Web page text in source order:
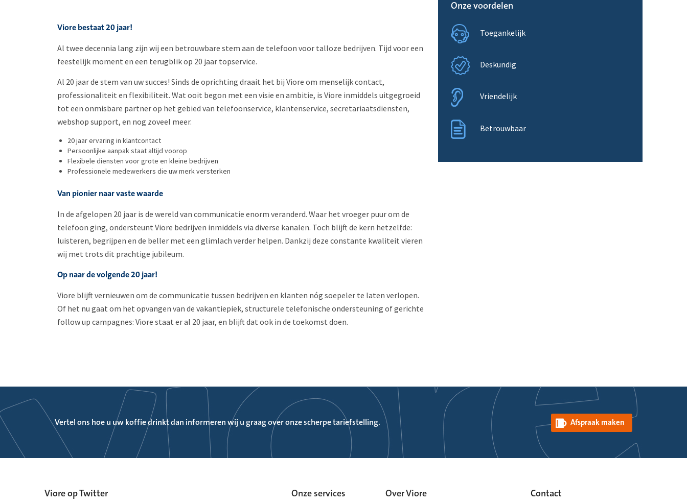
Viore bestaat 20 jaar!
Al twee decennia lang zijn wij een betrouwbare stem aan de telefoon voor talloze bedrijven. Tijd voor een
feestelijk moment en een terugblik op 20 jaar topservice.
Al 20 jaar de stem van uw succes! Sinds de oprichting draait het bij Viore om menselijk contact,
professionaliteit en flexibiliteit. Wat ooit begon met een visie en ambitie, is Viore inmiddels uitgegroeid
tot een onmisbare partner op het gebied van telefoonservice, klantenservice, secretariaatsdiensten,
webshop support, en nog zoveel meer.
20 jaar ervaring in klantcontact
Persoonlijke aanpak staat altijd voorop
Flexibele diensten voor grote en kleine bedrijven
Professionele medewerkers die uw merk versterken
Van pionier naar vaste waarde
In de afgelopen 20 jaar is de wereld van communicatie enorm veranderd. Waar het vroeger puur om de
telefoon ging, ondersteunt Viore bedrijven inmiddels via diverse kanalen. Toch blijft de kern hetzelfde:
luisteren, begrijpen en de beller met een glimlach verder helpen. Dankzij deze constante kwaliteit vieren
wij met trots dit prachtige jubileum.
Op naar de volgende 20 jaar!
Viore blijft vernieuwen om de communicatie tussen bedrijven en klanten nóg soepeler te laten verlopen.
Of het nu gaat om het opvangen van de vakantiepiek, structurele telefonische ondersteuning of gerichte
follow up campagnes: Viore staat er al 20 jaar, en blijft dat ook in de toekomst doen.
Onze voordelen
Toegankelijk
Deskundig
Vriendelijk
Betrouwbaar
Vertel ons hoe u uw koffie drinkt dan informeren wij u graag over onze scherpe tariefstelling. Afspraak maken
Viore op Twitter
Wat bepaalt het succes van een regionaal top level domein?
http://t.co/ZS8aLoh4gG
http://pechakucha.amsterdam
Onze services Over Viore Contact